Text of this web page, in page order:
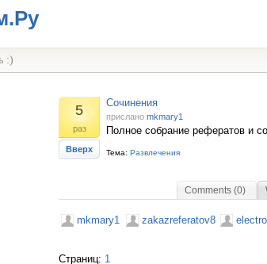
:)
5
раз
Вверх
Сочинения
прислано mkmary1
Полное собрание рефератов и
Тема: Развлечения
Comments (0)
mkmary1 zakazreferatov8
Страниц: 1